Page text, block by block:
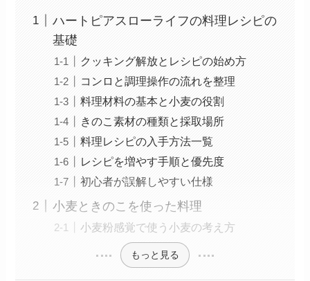
ハートピアスローライフの料理レシピの
基礎
クッキング解放とレシピの始め方
コンロと調理操作の流れを整理
料理材料の基本と小麦の役割
きのこ素材の種類と採取場所
料理レシピの入手方法一覧
レシピを増やす手順と優先度
初心者が誤解しやすい仕様
小麦ときのこを使った料理
小麦粉感覚で使う小麦の考え方
もっと見る